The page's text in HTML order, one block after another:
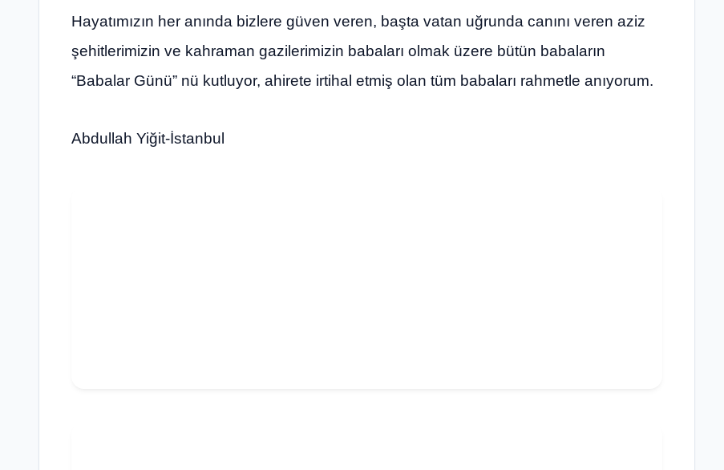
Hayatımızın her anında bizlere güven veren, başta vatan uğrunda canını veren aziz
şehitlerimizin ve kahraman gazilerimizin babaları olmak üzere bütün babaların
“Babalar Günü” nü kutluyor, ahirete irtihal etmiş olan tüm babaları rahmetle anıyorum.
Abdullah Yiğit-İstanbul